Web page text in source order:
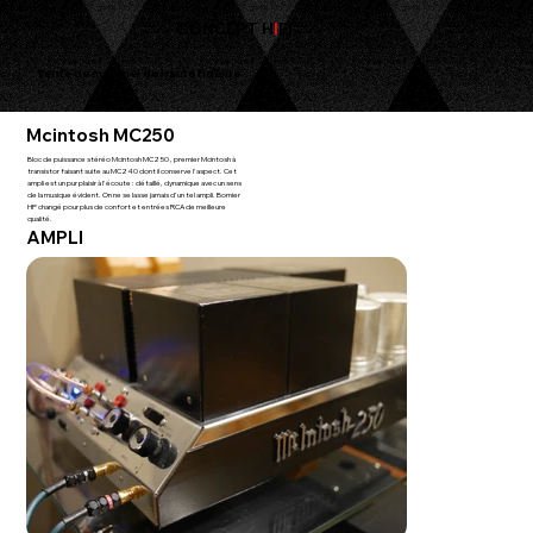
CONCEPT HIFI
Vente de matériel de haute fidélité
Mcintosh MC250
AMPLI
Bloc de puissance stéréo Mcintosh MC250 , premier Mcintosh à
transistor faisant suite au MC240 dont il conserve l'aspect. Cet
ampli est un pur plaisir à l'écoute : détaillé, dynamique avec un sens
de la musique évident. On ne se lasse jamais d'un tel ampli. Bornier
HP changé pour plus de confort et entrées RCA de meilleure
qualité.